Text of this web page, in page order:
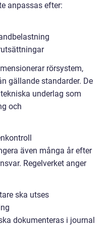
anpassas efter:
rörsystem,
gällande standarder. De
underlag som
och
även många år efter
Regelverket anger
ska utses
dokumenteras i journal